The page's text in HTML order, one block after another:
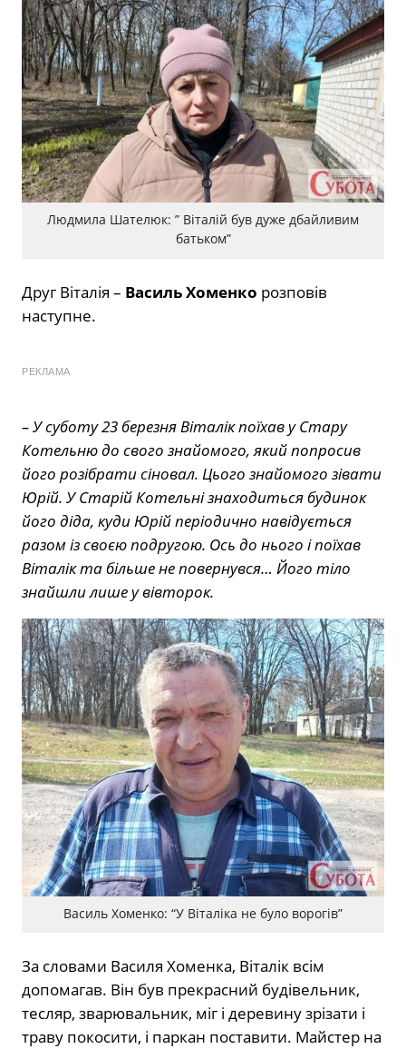
Людмила Шателюк: ” Віталій був дуже дбайливим
батьком”
Друг Віталія – Василь Хоменко розповів
наступне.
РЕКЛАМА
– У суботу 23 березня Віталік поїхав у Стару
Котельню до свого знайомого, який попросив
його розібрати сіновал. Цього знайомого зівати
Юрій. У Старій Котельні знаходиться будинок
його діда, куди Юрій періодично навідується
разом із своєю подругою. Ось до нього і поїхав
Віталік та більше не повернувся… Його тіло
знайшли лише у вівторок.
Василь Хоменко: “У Віталіка не було ворогів”
За словами Василя Хоменка, Віталік всім
допомагав. Він був прекрасний будівельник,
тесляр, зварювальник, міг і деревину зрізати і
траву покосити, і паркан поставити. Майстер на